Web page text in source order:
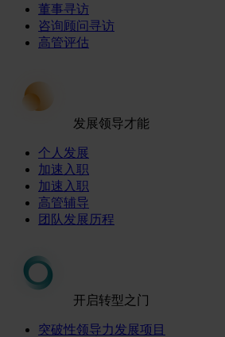
董事寻访
咨询顾问寻访
高管评估
发展领导才能
个人发展
加速入职
加速入职
高管辅导
团队发展历程
开启转型之门
突破性领导力发展项目